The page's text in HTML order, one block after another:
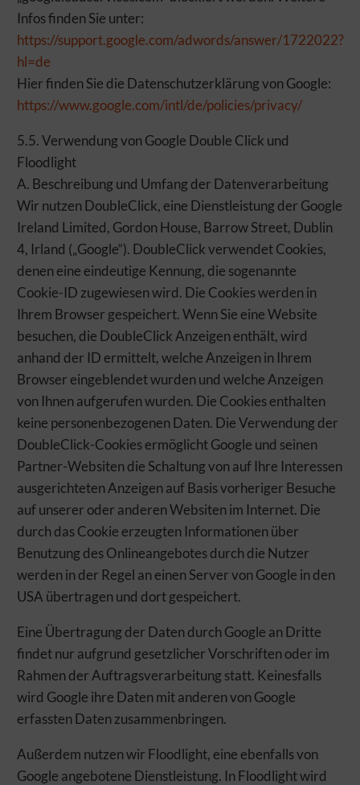
Infos finden Sie unter:
https://support.google.com/adwords/answer/1722022?
hl=de
Hier finden Sie die Datenschutzerklärung von Google:
https://www.google.com/intl/de/policies/privacy/
5.5. Verwendung von Google Double Click und
Floodlight
A. Beschreibung und Umfang der Datenverarbeitung
Wir nutzen DoubleClick, eine Dienstleistung der Google
Ireland Limited, Gordon House, Barrow Street, Dublin
4, Irland („Google“). DoubleClick verwendet Cookies,
denen eine eindeutige Kennung, die sogenannte
Cookie-ID zugewiesen wird. Die Cookies werden in
Ihrem Browser gespeichert. Wenn Sie eine Website
besuchen, die DoubleClick Anzeigen enthält, wird
anhand der ID ermittelt, welche Anzeigen in Ihrem
Browser eingeblendet wurden und welche Anzeigen
von Ihnen aufgerufen wurden. Die Cookies enthalten
keine personenbezogenen Daten. Die Verwendung der
DoubleClick-Cookies ermöglicht Google und seinen
Partner-Websiten die Schaltung von auf Ihre Interessen
ausgerichteten Anzeigen auf Basis vorheriger Besuche
auf unserer oder anderen Websiten im Internet. Die
durch das Cookie erzeugten Informationen über
Benutzung des Onlineangebotes durch die Nutzer
werden in der Regel an einen Server von Google in den
USA übertragen und dort gespeichert.
Eine Übertragung der Daten durch Google an Dritte
findet nur aufgrund gesetzlicher Vorschriften oder im
Rahmen der Auftragsverarbeitung statt. Keinesfalls
wird Google ihre Daten mit anderen von Google
erfassten Daten zusammenbringen.
Außerdem nutzen wir Floodlight, eine ebenfalls von
Google angebotene Dienstleistung. In Floodlight wird